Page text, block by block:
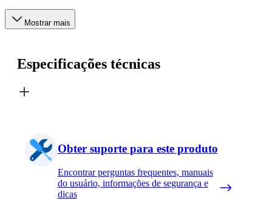
Mostrar mais
Especificações técnicas
Obter suporte para este produto
Encontrar perguntas frequentes, manuais
do usuário, informações de segurança e
dicas